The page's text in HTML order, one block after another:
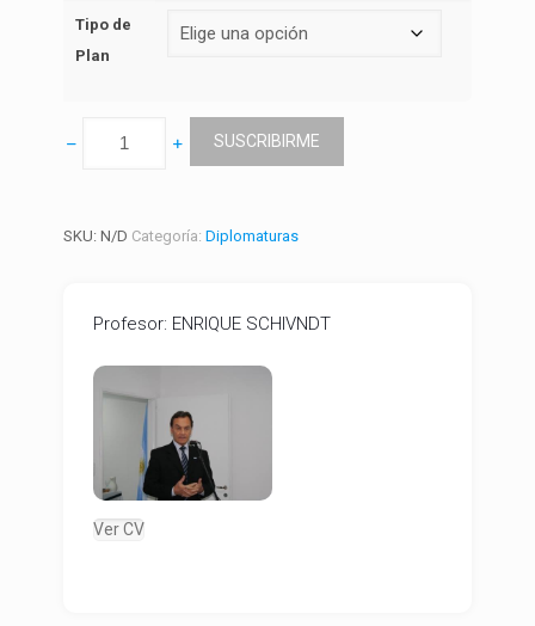
Tipo de
Plan
SUPERIOR
FINANCIERAS
MUNICIPAL
SUSCRIBIRME
SKU: N/D Categoría: Diplomaturas
Profesor: ENRIQUE SCHIVNDT
Ver CV